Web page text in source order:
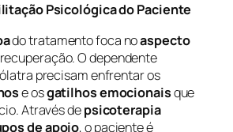
Psicológica do Paciente
do tratamento foca noaspecto
O dependente
precisam enfrentar os
e osgatilhos emocionaisque
Através depsicoterapia
de apoio, o paciente é